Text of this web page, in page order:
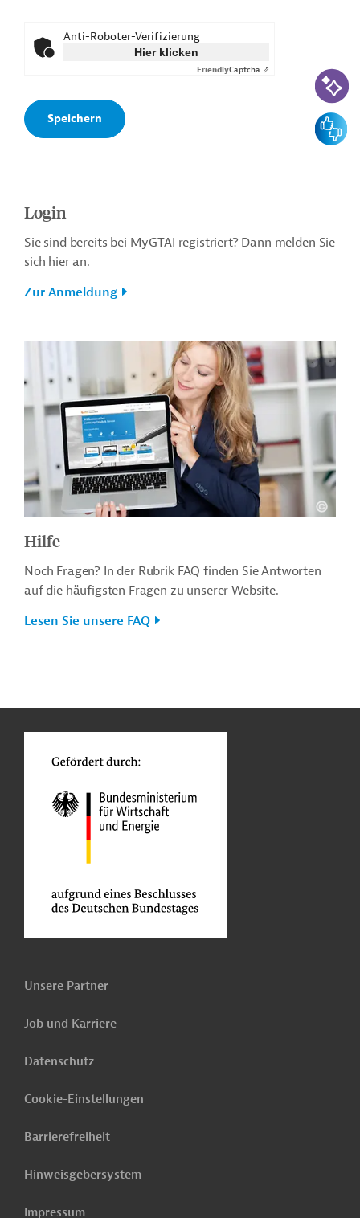
Anti-Roboter-Verifizierung
Hier klicken
FriendlyCaptcha ⇗
Login
Sie sind bereits bei MyGTAI registriert? Dann melden Sie
sich hier an.
Zur Anmeldung
Hilfe
Noch Fragen? In der Rubrik FAQ finden Sie Antworten
auf die häufigsten Fragen zu unserer Website.
Lesen Sie unsere FAQ
Unsere Partner
Job und Karriere
Datenschutz
Cookie-Einstellungen
Barrierefreiheit
Hinweisgebersystem
Impressum
KI-